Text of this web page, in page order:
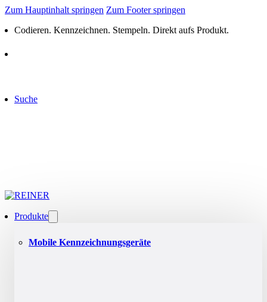
Zum Hauptinhalt springen Zum Footer springen
Codieren. Kennzeichnen. Stempeln. Direkt aufs Produkt.
Suche
Produkte
Mobile Kennzeichnungsgeräte